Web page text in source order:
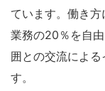
ています。働き方
業務の20％を自
囲との交流によ
す。